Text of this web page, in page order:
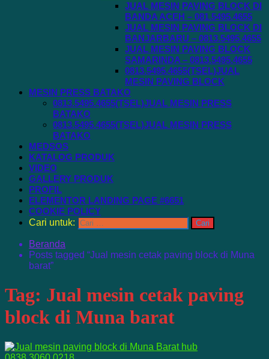
JUAL MESIN PAVING BLOCK DI
BANDA ACEH – 081.5495.4655
JUAL MESIN PAVING BLOCK DI
BANJARBARU – 0813.5495.4655
JUAL MESIN PAVING BLOCK
SAMARINDA – 0813.5495.4655
0813.5495.4655(TSEL)JUAL
MESIN PAVING BLOCK
MESIN PRESS BATAKO
0813.5495.4655(TSEL)JUAL MESIN PRESS
BATAKO
0813.5495.4655(TSEL)JUAL MESIN PRESS
BATAKO
MEDSOS
KATALOG PRODUK
VIDEO
GALLERY PRODUK
PROFIL
ELEMENTOR LANDING PAGE #6651
COOKIE POLICY
Cari untuk:
Beranda
Posts tagged “Jual mesin cetak paving block di Muna
barat”
Tag: Jual mesin cetak paving
block di Muna barat